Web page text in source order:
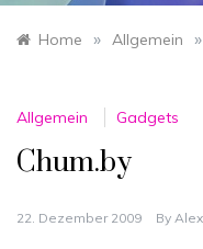
Home » Allgemein »
Allgemein Gadgets
Chum.by
22. Dezember 2009 By